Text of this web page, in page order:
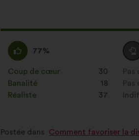
D'accord
:
77%
Cette
proposition
a
été
qualifiée
Coup de cœur
: 30
fois
Banalité
: 18
fois
Réaliste
: 37
fois
:a
été
Pas
:fois
Pas
:fois
fois
Postée dans Comment favoriser la